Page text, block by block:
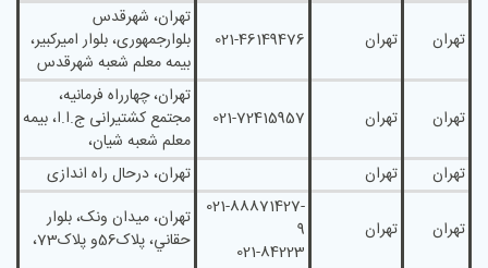
تهران تهران 021-46149476
تهران، شهرقدس
بلوارجمهوری، بلوار امیرکبیر،
بیمه معلم شعبه شهرقدس
تهران تهران 021-72415957
تهران، چهارراه فرمانیه،
مجتمع کشتيرانی ج.ا.ا، بیمه
معلم شعبه شیان،
تهران
تهران تهران، درحال راه اندازی
تهران تهران
021-88871427-
9
021-84223
تهران، ميدان ونک، بلوار
حقاني، پلاک56و پلاک73،